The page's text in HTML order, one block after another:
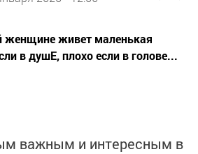
женщине живет маленькая
в душЕ, плохо если в голове...
важным и интересным в